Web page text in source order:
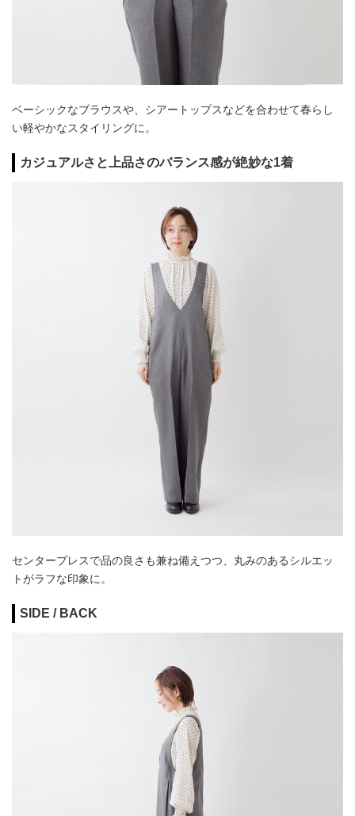
ベーシックなブラウスや、シアートップスなどを合わせて春らし
い軽やかなスタイリングに。
カジュアルさと上品さのバランス感が絶妙な1着
センタープレスで品の良さも兼ね備えつつ、丸みのあるシルエッ
トがラフな印象に。
SIDE / BACK